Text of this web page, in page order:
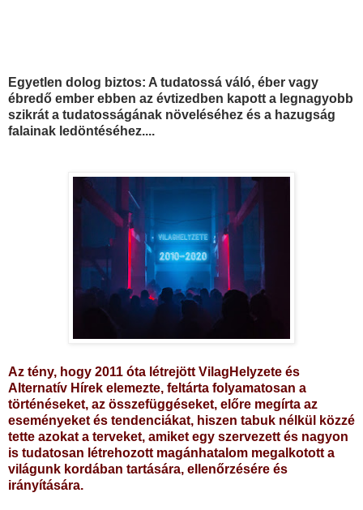
Egyetlen dolog biztos: A tudatossá váló, éber vagy
ébredő ember ebben az évtizedben kapott a legnagyobb
szikrát a tudatosságának növeléséhez és a hazugság
falainak ledöntéséhez....
Az tény, hogy 2011 óta létrejött VilagHelyzete és
Alternatív Hírek elemezte, feltárta folyamatosan a
történéseket, az összefüggéseket, előre megírta az
eseményeket és tendenciákat, hiszen tabuk nélkül közzé
tette azokat a terveket, amiket egy szervezett és nagyon
is tudatosan létrehozott magánhatalom megalkotott a
világunk kordában tartására, ellenőrzésére és
irányítására.